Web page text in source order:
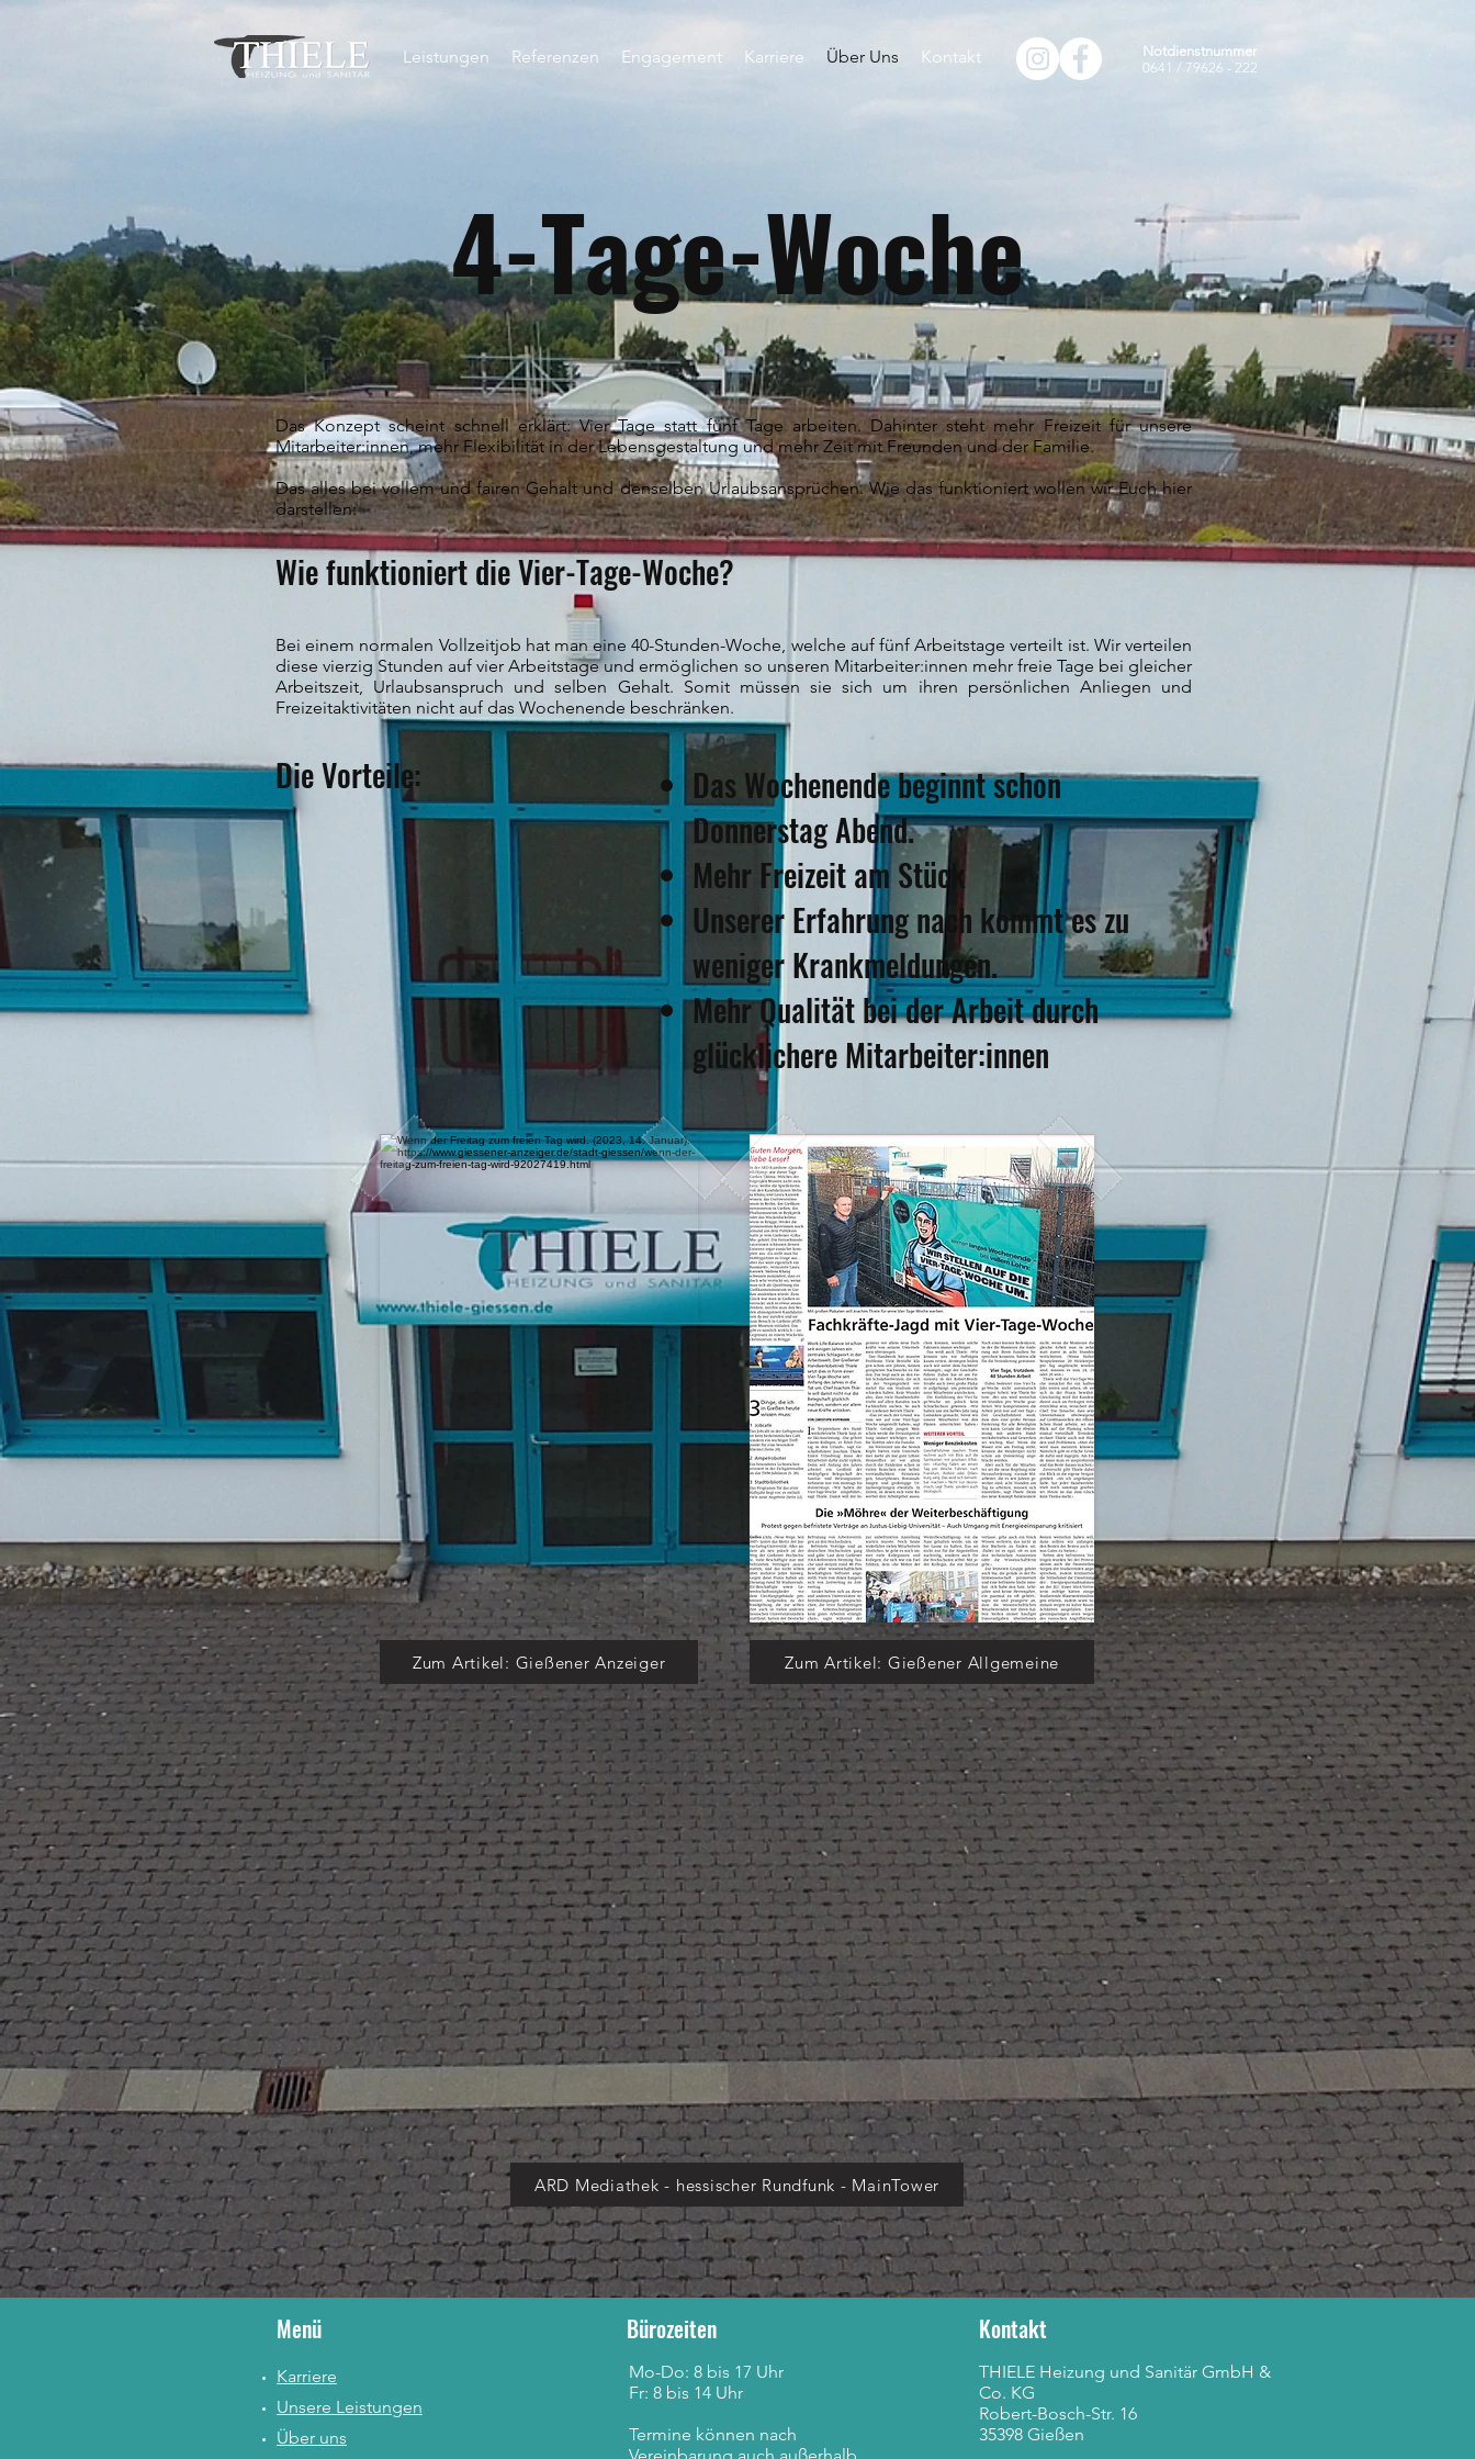
Leistungen Referenzen Engagement Karriere Über Uns Kontakt
Notdienstnummer
0641 / 79626 - 222
4-Tage-Woche
Das Konzept scheint schnell erklärt: Vier Tage statt fünf Tage arbeiten. Dahinter steht mehr Freizeit für unsere
Mitarbeiter:innen, mehr Flexibilität in der Lebensgestaltung und mehr Zeit mit Freunden und der Familie.
Das alles bei vollem und fairen Gehalt und denselben Urlaubsansprüchen. Wie das funktioniert wollen wir Euch hier
darstellen:
Wie funktioniert die Vier-Tage-Woche?
Bei einem normalen Vollzeitjob hat man eine 40-Stunden-Woche, welche auf fünf Arbeitstage verteilt ist. Wir verteilen
diese vierzig Stunden auf vier Arbeitstage und ermöglichen so unseren Mitarbeiter:innen mehr freie Tage bei gleicher
Arbeitszeit, Urlaubsanspruch und selben Gehalt. Somit müssen sie sich um ihren persönlichen Anliegen und
Freizeitaktivitäten nicht auf das Wochenende beschränken.
Die Vorteile:
Das Wochenende beginnt schon
Donnerstag Abend.
Mehr Freizeit am Stück
Unserer Erfahrung nach kommt es zu
weniger Krankmeldungen.
Mehr Qualität bei der Arbeit durch
glücklichere Mitarbeiter:innen
Zum Artikel: Gießener Anzeiger Zum Artikel: Gießener Allgemeine
ARD Mediathek - hessischer Rundfunk - MainTower
Menü
Karriere
Unsere Leistungen
Über uns
Bürozeiten
Mo-Do: 8 bis 17 Uhr
Fr: 8 bis 14 Uhr
Termine können nach
Kontakt
THIELE Heizung und Sanitär GmbH &
Co. KG
Robert-Bosch-Str. 16
35398 Gießen